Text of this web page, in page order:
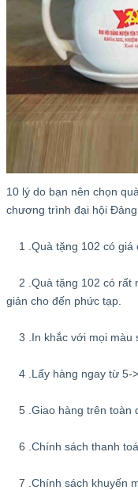
10 lý do bạn nên chọn
chương trình đại hội Đảng.
1 .Quà tặng 102 có giá
2 .Quà tặng 102 có rất
giản cho đến phức tạp.
3 .In khắc với mọi màu
4 .Lấy hàng ngay từ 5-
5 .Giao hàng trên toàn
6 .Chính sách thanh
7 .Chính sách khuyến